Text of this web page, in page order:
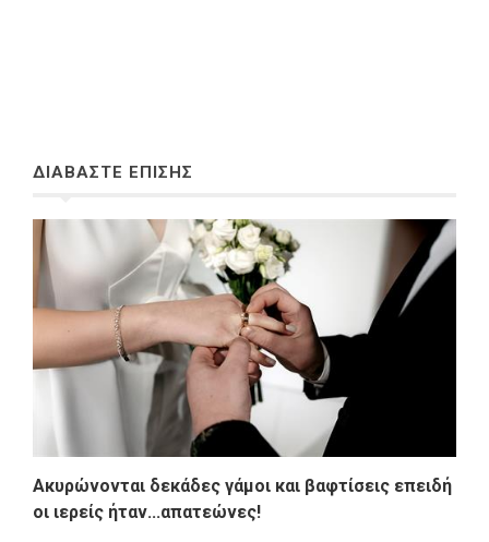
ΔΙΑΒΑΣΤΕ ΕΠΙΣΗΣ
Ακυρώνονται δεκάδες γάμοι και βαφτίσεις επειδή
οι ιερείς ήταν...απατεώνες!